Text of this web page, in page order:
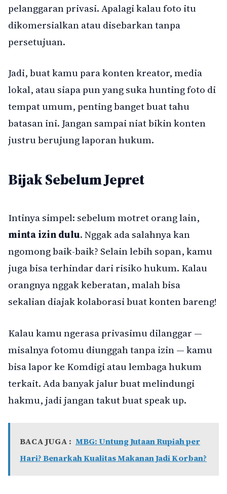
pelanggaran privasi. Apalagi kalau foto itu
dikomersialkan atau disebarkan tanpa
persetujuan.
Jadi, buat kamu para konten kreator, media
lokal, atau siapa pun yang suka hunting foto di
tempat umum, penting banget buat tahu
batasan ini. Jangan sampai niat bikin konten
justru berujung laporan hukum.
Bijak Sebelum Jepret
Intinya simpel: sebelum motret orang lain,
minta izin dulu. Nggak ada salahnya kan
ngomong baik-baik? Selain lebih sopan, kamu
juga bisa terhindar dari risiko hukum. Kalau
orangnya nggak keberatan, malah bisa
sekalian diajak kolaborasi buat konten bareng!
Kalau kamu ngerasa privasimu dilanggar —
misalnya fotomu diunggah tanpa izin — kamu
bisa lapor ke Komdigi atau lembaga hukum
terkait. Ada banyak jalur buat melindungi
hakmu, jadi jangan takut buat speak up.
BACA JUGA : MBG: Untung Jutaan Rupiah per
Hari? Benarkah Kualitas Makanan Jadi Korban?